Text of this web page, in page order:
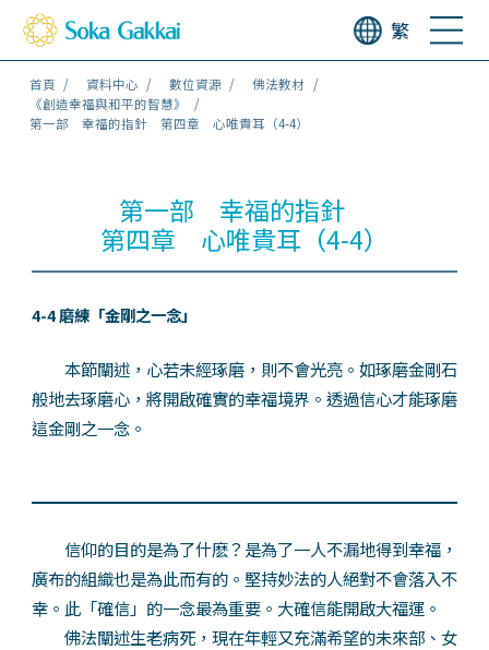
繁
首頁 資料中心 數位資源
佛法教材
《創造幸福與和平的智慧》
第一部 幸福的指針 第四章 心唯貴耳（4-4）
第一部 幸福的指針
第四章 心唯貴耳（4-4）
4-4 磨練「金剛之一念」
本節闡述，心若未經琢磨，則不會光亮。如琢磨金剛石
般地去琢磨心，將開啟確實的幸福境界。透過信心才能琢磨
這金剛之一念。
信仰的目的是為了什麽？是為了一人不漏地得到幸福，
廣布的組織也是為此而有的。堅持妙法的人絕對不會落入不
幸。此「確信」的一念最為重要。大確信能開啟大福運。
佛法闡述生老病死，現在年輕又充滿希望的未來部、女